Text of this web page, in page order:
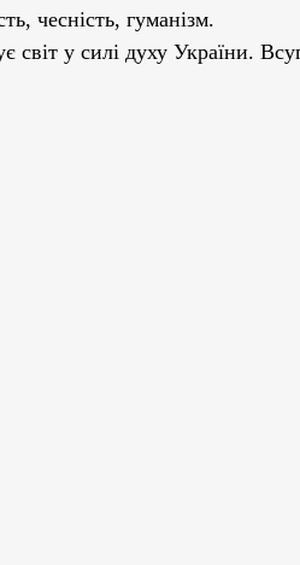
чесність, гуманізм.
світ у силі духу України.